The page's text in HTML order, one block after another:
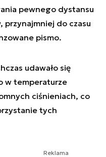
pewnego dystansu
do czasu
pismo.
udawało się
w temperaturze
ciśnieniach, co
tych
Reklama